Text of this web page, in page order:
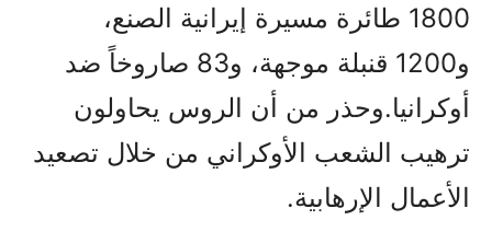
1800 طائرة مسيرة إيرانية الصنع،
و1200 قنبلة موجهة، و83 صاروخاً ضد
أوكرانيا.وحذر من أن الروس يحاولون
ترهيب الشعب الأوكراني من خلال تصعيد
الأعمال الإرهابية.